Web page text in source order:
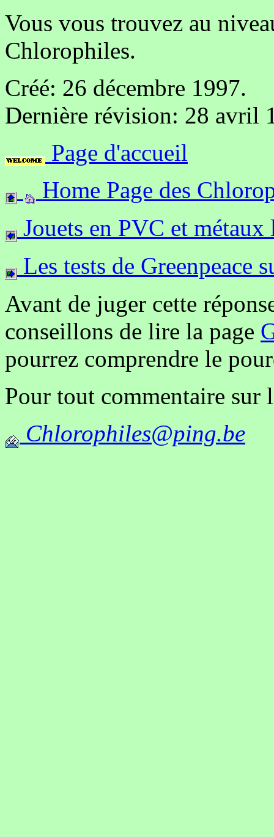
Vous vous trouvez au
Chlorophiles.
Créé: 26 décembre 1997.
Dernière révision: 28 avril
Page d'accueil
Home Page des
Jouets en PVC et métaux
Les tests de Greenpeace
Avant de juger cette
conseillons de lire la page
pourrez comprendre le
Pour tout commentaire sur
Chlorophiles@ping.be